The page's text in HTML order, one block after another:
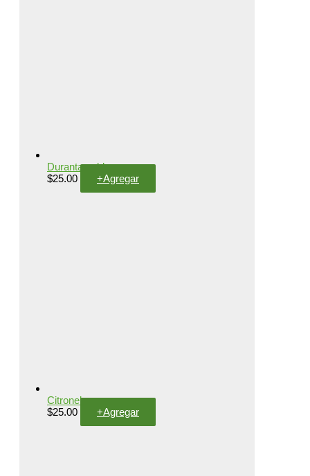
Duranta golden
$25.00 +Agregar
Citronela
$25.00 +Agregar